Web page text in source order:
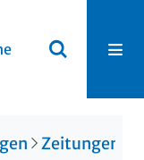
Zeitungen